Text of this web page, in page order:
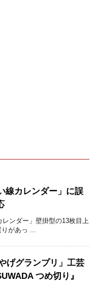
線カレンダー」に誤
レンダー」壁掛型の13枚目上
があっ ...
げグランプリ」工芸
つめ切り』